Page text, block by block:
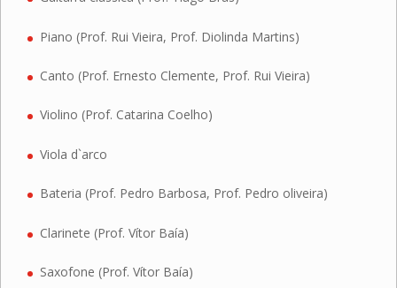
Piano (Prof. Rui Vieira, Prof. Diolinda Martins)
Canto (Prof. Ernesto Clemente, Prof. Rui Vieira)
Violino (Prof. Catarina Coelho)
Viola d`arco
Bateria (Prof. Pedro Barbosa, Prof. Pedro oliveira)
Clarinete (Prof. Vítor Baía)
Saxofone (Prof. Vítor Baía)